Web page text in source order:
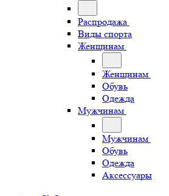
Распродажа
Виды спорта
Женщинам
Женщинам
Обувь
Одежда
Мужчинам
Мужчинам
Обувь
Одежда
Аксессуары